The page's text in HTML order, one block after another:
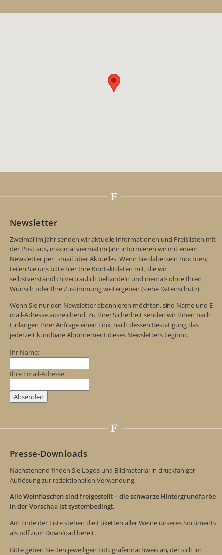
Newsletter
Zweimal im Jahr senden wir aktuelle Informationen und Preislisten mit
der Post aus, maximal viermal im Jahr informieren wir mit einem
Newsletter per E-mail über Aktuelles. Wenn Sie dabei sein möchten,
teilen Sie uns bitte hier Ihre Kontaktdaten mit, die wir
selbstverständlich vertraulich behandeln und niemals ohne Ihren
Wunsch oder Ihre Zustimmung weitergeben (siehe Datenschutz).
Wenn Sie nur den Newsletter abonnieren möchten, sind Name und E-
mail-Adresse ausreichend. Zu Ihrer Sicherheit senden wir Ihnen nach
Einlangen Ihrer Anfrage einen Link, nach dessen Bestätigung das
jederzeit kündbare Abonnement dieses Newsletters beginnt.
Ihr Name:
Ihre Email-Adresse:
Presse-Downloads
Nachstehend finden Sie Logos und Bildmaterial in druckfähiger
Auflösung zur redaktionellen Verwendung.
Alle Weinflaschen sind freigestellt – die schwarze Hintergrundfarbe
in der Vorschau ist systembedingt.
Am Ende der Liste stehen die Etiketten aller Weine unseres Sortiments
als pdf zum Download bereit.
Bitte geben Sie den jeweiligen Fotografennachweis an, der sich im